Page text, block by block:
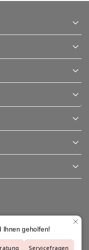
- Baustoffe online für